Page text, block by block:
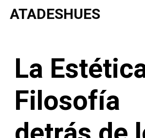
Saltar
ATADESHUES
La
Filosofía